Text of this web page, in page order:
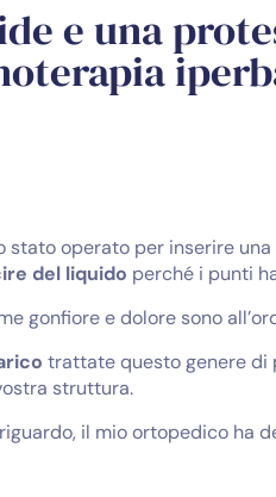
e una
stato operato per inserire una
del liquido perché i punti
gonfiore e dolore sono
trattate questo genere di
struttura.
il mio ortopedico ha